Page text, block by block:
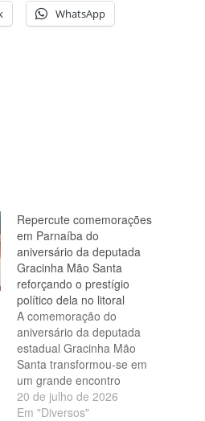
WhatsApp
Repercute comemorações
em Parnaíba do
aniversário da deputada
Gracinha Mão Santa
reforçando o prestígio
político dela no litoral
A comemoração do
aniversário da deputada
estadual Gracinha Mão
Santa transformou-se em
um grande encontro
político no litoral piauiense.
O evento reuniu lideranças
20 de julho de 2026
Em "Diversos"